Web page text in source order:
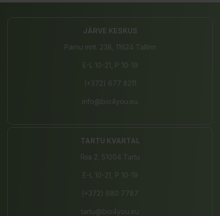
JÄRVE KESKUS
Pärnu mnt. 238, 11624 Tallinn
E-L 10-21, P 10-19
(+372) 677 8211
info@bio4you.eu
TARTU KVARTAL
Riia 2, 51004 Tartu
E-L 10-21, P 10-19
(+372) 680 7787
tartu@bio4you.eu